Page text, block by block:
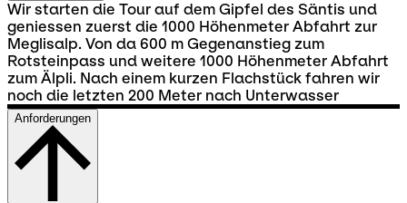
Wir starten die Tour auf dem Gipfel des Säntis und
geniessen zuerst die 1000 Höhenmeter Abfahrt zur
Meglisalp. Von da 600 m Gegenanstieg zum
Rotsteinpass und weitere 1000 Höhenmeter Abfahrt
zum Älpli. Nach einem kurzen Flachstück fahren wir
noch die letzten 200 Meter nach Unterwasser
Anforderungen